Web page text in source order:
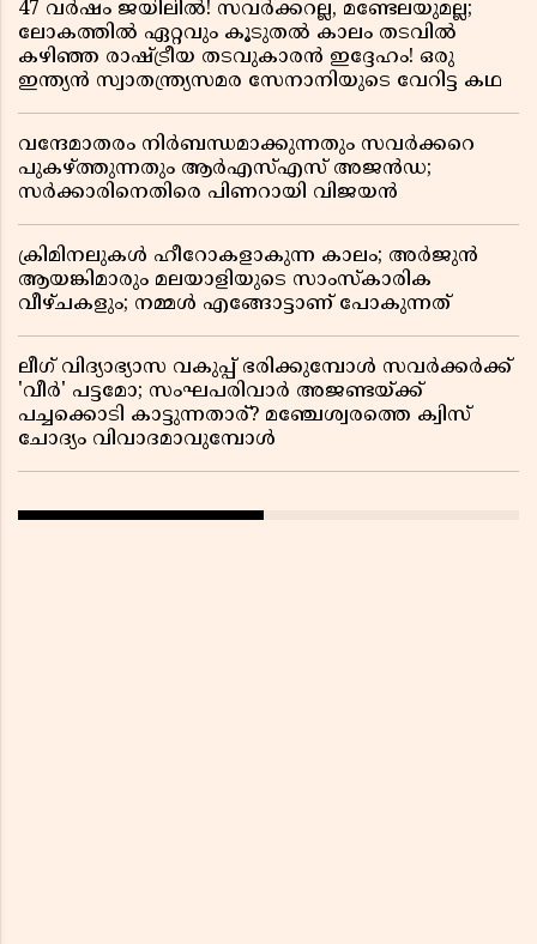
47 വർഷം ജയിലിൽ! സവർക്കറല്ല, മണ്ടേലയുമല്ല;
ലോകത്തിൽ ഏറ്റവും കൂടുതൽ കാലം തടവിൽ
കഴിഞ്ഞ രാഷ്ട്രീയ തടവുകാരൻ ഇദ്ദേഹം! ഒരു
ഇന്ത്യൻ സ്വാതന്ത്ര്യസമര സേനാനിയുടെ വേറിട്ട കഥ
വന്ദേമാതരം നിർബന്ധമാക്കുന്നതും സവർക്കറെ
പുകഴ്ത്തുന്നതും ആർഎസ്എസ് അജൻഡ;
സർക്കാരിനെതിരെ പിണറായി വിജയൻ
ക്രിമിനലുകൾ ഹീറോകളാകുന്ന കാലം; അർജുൻ
ആയങ്കിമാരും മലയാളിയുടെ സാംസ്കാരിക
വീഴ്ചകളും; നമ്മൾ എങ്ങോട്ടാണ് പോകുന്നത്
ലീഗ് വിദ്യാഭ്യാസ വകുപ്പ് ഭരിക്കുമ്പോൾ സവർക്കർക്ക്
'വീർ' പട്ടമോ; സംഘപരിവാർ അജണ്ടയ്ക്ക്
പച്ചക്കൊടി കാട്ടുന്നതാര്? മഞ്ചേശ്വരത്തെ ക്വിസ്
ചോദ്യം വിവാദമാവുമ്പോൾ